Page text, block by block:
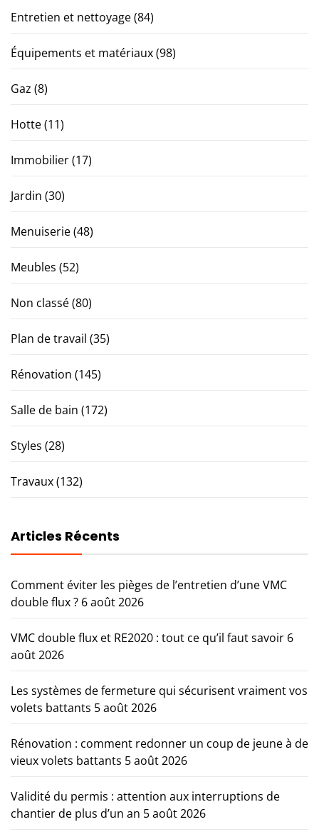
Entretien et nettoyage(84)
Équipements et matériaux(98)
Gaz (8)
Hotte(11)
Immobilier(17)
Jardin (30)
Menuiserie(48)
Meubles (52)
Non classé(80)
Plan de travail (35)
Rénovation (145)
Salle de bain (172)
Styles (28)
Travaux(132)
Articles Récents
Comment éviter les pièges de l’entretien d’une VMC
double flux ? 6 août 2026
VMC double flux et RE2020 : tout ce qu’il faut savoir 6
août 2026
Les systèmes de fermeture qui sécurisent vraiment vos
volets battants 5 août 2026
Rénovation : comment redonner un coup de jeune à de
vieux volets battants 5 août 2026
Validité du permis : attention aux interruptions de
chantier de plus d’un an 5 août 2026